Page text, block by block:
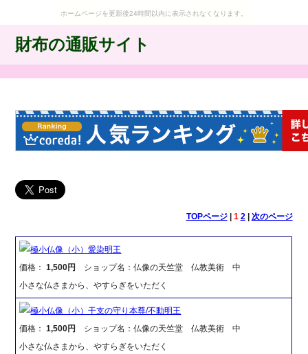
ホームページを更新後24時間以内に表示されなくなります。
財布の通販サイト
TOPページ| 1 2| 次のページ
極小仏像（小）愛染明王
価格：1,500円
ショップ名：仏像の天竺堂 仏教美術 中
小さな仏さまから、やすらぎをいただく
極小仏像（小）干支の守り本尊/不動明王
価格：1,500円
ショップ名：仏像の天竺堂 仏教美術 中
小さな仏さまから、やすらぎをいただく